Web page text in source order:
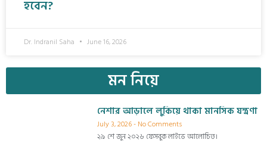
হবেন?
Dr. Indranil Saha June 16, 2026
মন নিয়ে
নেশার আড়ালে লুকিয়ে থাকা মানসিক যন্ত্রণা
July 3, 2026 No Comments
২৯ শে জুন ২০২৬ ফেসবুক লাইভে আলোচিত।